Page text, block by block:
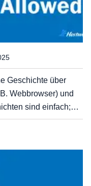
Geschichte über
Webbrowser) und
sind einfach;
die Seite nicht
nicht erlaubt...
Eine Anleitung